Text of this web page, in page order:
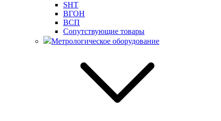
SHT
ВГОН
ВСП
Сопутствующие товары
Метрологическое оборудование